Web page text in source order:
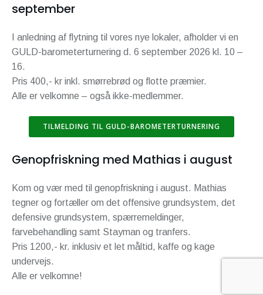
september
I anledning af flytning til vores nye lokaler, afholder vi en
GULD-barometerturnering d. 6 september 2026 kl. 10 –
16.
Pris 400,- kr inkl. smørrebrød og flotte præmier.
Alle er velkomne – også ikke-medlemmer.
TILMELDING TIL GULD-BAROMETERTURNERING
Genopfriskning med Mathias i august
Kom og vær med til genopfriskning i august. Mathias
tegner og fortæller om det offensive grundsystem, det
defensive grundsystem, spærremeldinger,
farvebehandling samt Stayman og tranfers.
Pris 1200,- kr. inklusiv et let måltid, kaffe og kage
undervejs.
Alle er velkomne!